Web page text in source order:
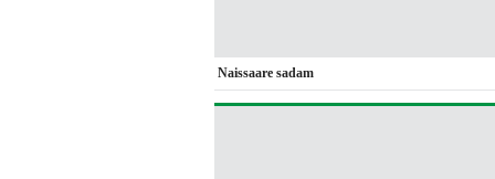
Naissaare sadam